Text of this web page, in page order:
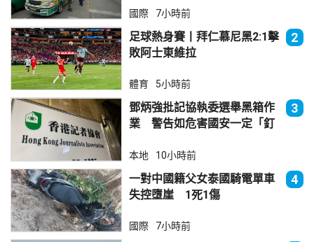
國際 7小時前
足球熱身賽丨拜仁慕尼黑2:1擊
敗阿士東維拉
2
體育 5小時前
鄧炳強批記協執委選舉黑箱作
業 警告如危害國安一定「釘
3
本地 10小時前
一對中國籍父女泰國騎電單車
失控墮崖 1死1傷
4
國際 7小時前